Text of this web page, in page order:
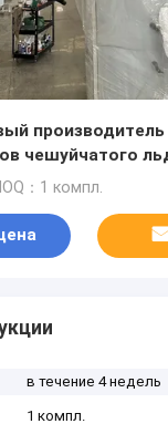
производитель
чешуйчатого
10 тонн,
коммерческая
льда из
：1 компл.
в течение 4 недель
1 компл.